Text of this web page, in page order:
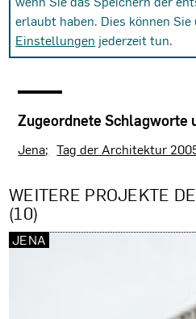
erlaubt haben. Dies können Sie
Einstellungen jederzeit tun.
Zugeordnete Schlagworte
Jena Tag der Architektur
WEITERE PROJEKTE
(10)
JENA